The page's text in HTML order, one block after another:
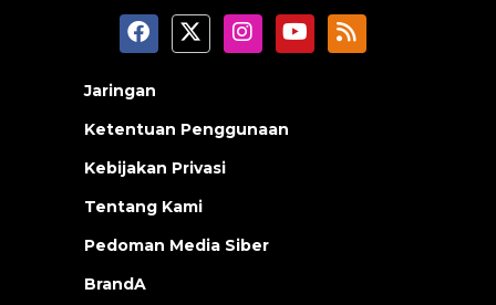
Jaringan
Ketentuan Penggunaan
Kebijakan Privasi
Tentang Kami
Pedoman Media Siber
BrandA